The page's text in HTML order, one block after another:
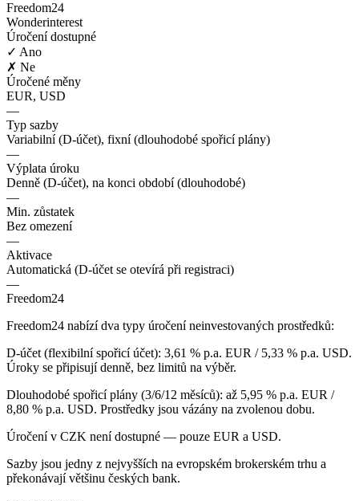
Freedom24
Wonderinterest
Úročení dostupné
✓ Ano
✗ Ne
Úročené měny
EUR, USD
—
Typ sazby
Variabilní (D-účet), fixní (dlouhodobé spořicí plány)
—
Výplata úroku
Denně (D-účet), na konci období (dlouhodobé)
—
Min. zůstatek
Bez omezení
—
Aktivace
Automatická (D-účet se otevírá při registraci)
—
Freedom24
Freedom24 nabízí dva typy úročení neinvestovaných prostředků:
D-účet (flexibilní spořicí účet): 3,61 % p.a. EUR / 5,33 % p.a. USD.
Úroky se připisují denně, bez limitů na výběr.
Dlouhodobé spořicí plány (3/6/12 měsíců): až 5,95 % p.a. EUR /
8,80 % p.a. USD. Prostředky jsou vázány na zvolenou dobu.
Úročení v CZK není dostupné — pouze EUR a USD.
Sazby jsou jedny z nejvyšších na evropském brokerském trhu a
překonávají většinu českých bank.